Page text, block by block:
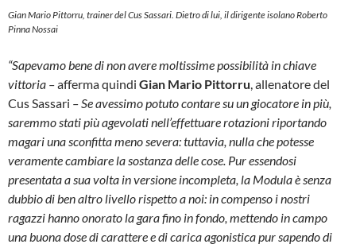
Gian Mario Pittorru, trainer del Cus Sassari. Dietro di lui, il dirigente isolano Roberto
Pinna Nossai
“Sapevamo bene di non avere moltissime possibilità in chiave
vittoria –afferma quindi Gian Mario Pittorru, allenatore del
Cus Sassari – Se avessimo potuto contare su un giocatore in più,
saremmo stati più agevolati nell’effettuare rotazioni riportando
magari una sconfitta meno severa: tuttavia, nulla che potesse
veramente cambiare la sostanza delle cose. Pur essendosi
presentata a sua volta in versione incompleta, la Modula è senza
dubbio di ben altro livello rispetto a noi: in compenso i nostri
ragazzi hanno onorato la gara fino in fondo, mettendo in campo
una buona dose di carattere e di carica agonistica pur sapendo di